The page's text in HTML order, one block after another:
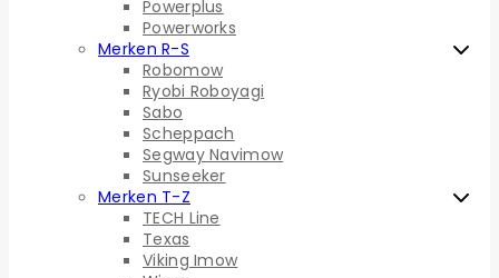
Powerplus
Powerworks
Merken R-S
Robomow
Ryobi Roboyagi
Sabo
Scheppach
Segway Navimow
Sunseeker
Merken T-Z
TECH Line
Texas
Viking Imow